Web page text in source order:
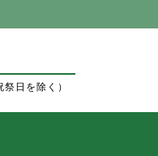
日を除く）